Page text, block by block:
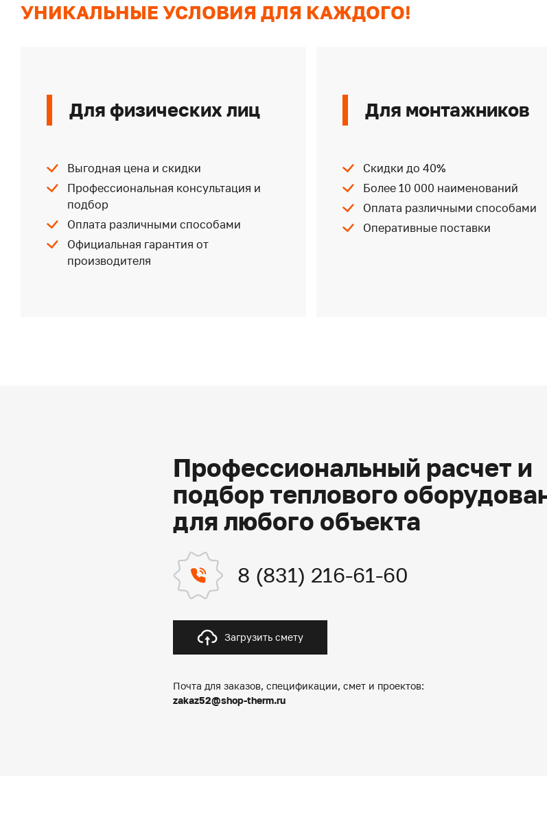
УНИКАЛЬНЫЕ УСЛОВИЯ ДЛЯ КАЖДОГО!
Для физических лиц
Выгодная цена и скидки
Профессиональная консультация и
подбор
Оплата различными способами
Официальная гарантия от
производителя
Для монтажников
Скидки до 40%
Более 10 000 наименований
Оплата различными способами
Оперативные поставки
Профессиональный расчет и
подбор теплового
для любого объекта
8 (831) 216-61-60
Загрузить смету
Почта для заказов, спецификации, смет и проектов:
zakaz52@shop-therm.ru